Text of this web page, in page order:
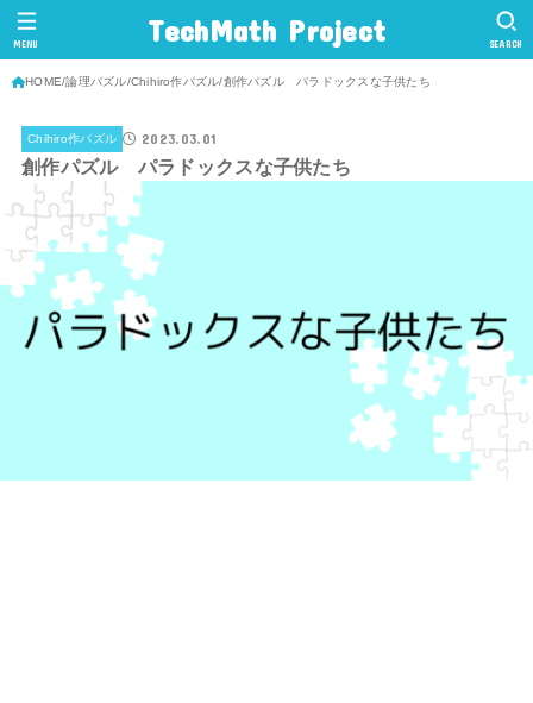
TechMath Project SEARCH
MENU
HOME 論理パズル Chihiro作パズル 創作パズル パラドックスな子供たち
Chihiro作パズル 2023.03.01
創作パズル パラドックスな子供たち